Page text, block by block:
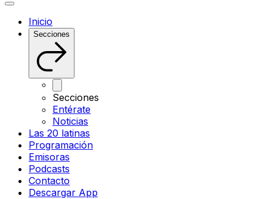
Inicio
Secciones
Secciones
Entérate
Noticias
Las 20 latinas
Programación
Emisoras
Podcasts
Contacto
Descargar App